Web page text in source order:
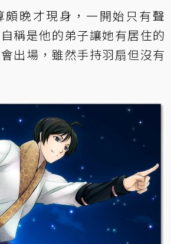
頗晚才現身，一開始只有聲
稱是他的弟子讓她有居住的
出場，雖然手持羽扇但沒有